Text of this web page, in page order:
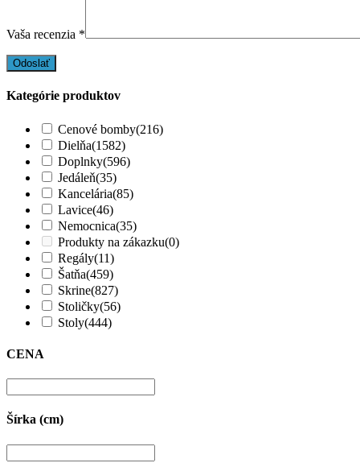
Vaša recenzia *
Kategórie produktov
Cenové bomby(216)
Dielňa(1582)
Doplnky(596)
Jedáleň(35)
Kancelária(85)
Lavice(46)
Nemocnica(35)
Produkty na zákazku(0)
Regály(11)
Šatňa(459)
Skrine(827)
Stoličky(56)
Stoly(444)
CENA
Šírka (cm)